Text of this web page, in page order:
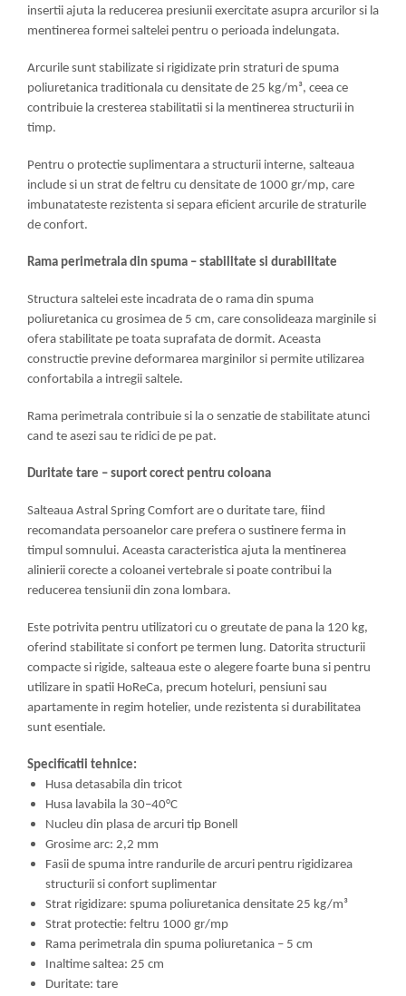
insertii ajuta la reducerea presiunii exercitate asupra arcurilor si la
mentinerea formei saltelei pentru o perioada indelungata.
Arcurile sunt stabilizate si rigidizate prin straturi de spuma
poliuretanica traditionala cu densitate de 25 kg/m³, ceea ce
contribuie la cresterea stabilitatii si la mentinerea structurii in
timp.
Pentru o protectie suplimentara a structurii interne, salteaua
include si un strat de feltru cu densitate de 1000 gr/mp, care
imbunatateste rezistenta si separa eficient arcurile de straturile
de confort.
Rama perimetrala din spuma – stabilitate si durabilitate
Structura saltelei este incadrata de o rama din spuma
poliuretanica cu grosimea de 5 cm, care consolideaza marginile si
ofera stabilitate pe toata suprafata de dormit. Aceasta
constructie previne deformarea marginilor si permite utilizarea
confortabila a intregii saltele.
Rama perimetrala contribuie si la o senzatie de stabilitate atunci
cand te asezi sau te ridici de pe pat.
Duritate tare – suport corect pentru coloana
Salteaua Astral Spring Comfort are o duritate tare, fiind
recomandata persoanelor care prefera o sustinere ferma in
timpul somnului. Aceasta caracteristica ajuta la mentinerea
alinierii corecte a coloanei vertebrale si poate contribui la
reducerea tensiunii din zona lombara.
Este potrivita pentru utilizatori cu o greutate de pana la 120 kg,
oferind stabilitate si confort pe termen lung. Datorita structurii
compacte si rigide, salteaua este o alegere foarte buna si pentru
utilizare in spatii HoReCa, precum hoteluri, pensiuni sau
apartamente in regim hotelier, unde rezistenta si durabilitatea
sunt esentiale.
Specificatii tehnice:
Husa detasabila din tricot
Husa lavabila la 30–40°C
Nucleu din plasa de arcuri tip Bonell
Grosime arc: 2,2 mm
Fasii de spuma intre randurile de arcuri pentru rigidizarea
structurii si confort suplimentar
Strat rigidizare: spuma poliuretanica densitate 25 kg/m³
Strat protectie: feltru 1000 gr/mp
Rama perimetrala din spuma poliuretanica – 5 cm
Inaltime saltea: 25 cm
Duritate: tare